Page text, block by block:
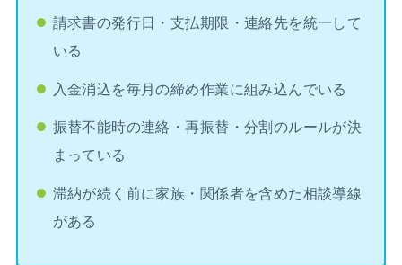
請求書の発行日・支払期限・連絡先を統一して
いる
入金消込を毎月の締め作業に組み込んでいる
振替不能時の連絡・再振替・分割のルールが決
まっている
滞納が続く前に家族・関係者を含めた相談導線
がある